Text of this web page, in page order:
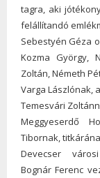
tagra, aki
felállítandó
Sebestyén Géza
Kozma György,
Zoltán, Németh
Varga Lászlónak,
Temesvári
Meggyeserdő
Tibornak,
Devecser
Bognár Ferenc